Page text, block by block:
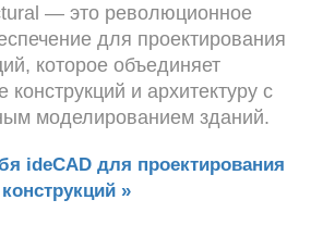
— это революционное
для проектирования
которое объединяет
конструкций и архитектуру с
моделированием зданий.
ideCAD для проектирования
конструкций »